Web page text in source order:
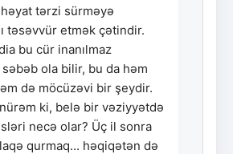
tərzi sürməyə
təsəvvür etmək çətindir.
bu cür inanılmaz
səbəb ola bilir, bu da həm
də möcüzəvi bir şeydir.
ki, belə bir vəziyyətdə
necə olar? Üç il sonra
qurmaq... həqiqətən də